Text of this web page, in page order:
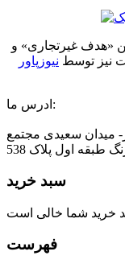
«هدف غیرتجاری» و
نیز توسط نیوزپاور
ادرس ما:
میدان سعیدی مجتمع
طبقه اول پلاک 538
سبد خرید
فهرست